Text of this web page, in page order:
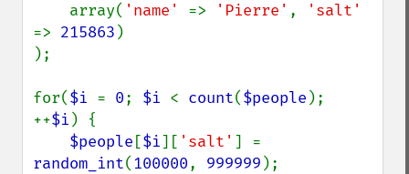
    array(
'name' => 'Pierre' ,
=> 215863 )
);
for($i = 0; $i < count($people );
++$i ) {
$people [$i][ 'salt'
random_int(100000, 999999 );